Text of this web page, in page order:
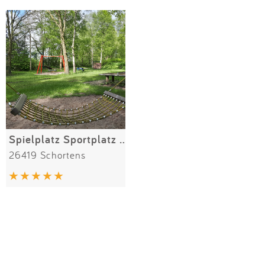
Anmelden
SPIELGERÄTE
Spielplatz Sportplatz Middelsfähr
26419 Schortens